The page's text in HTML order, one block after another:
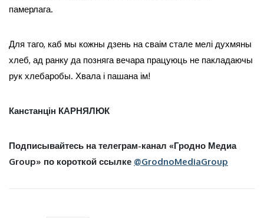
памерлага.
Для таго, каб мы кожны дзень на сваім стале мелі духмяны
хлеб, ад ранку да позняга вечара працуюць не пакладаючы
рук хлебаробы. Хвала і пашана ім!
Канстанцін КАРНЯЛЮК
Подписывайтесь на телеграм-канал «Гродно Медиа
Group» по короткой ссылке @GrodnoMediaGroup